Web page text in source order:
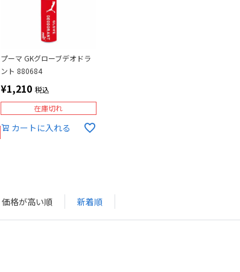
プーマ GKグローブデオドラ
ント 880684
¥1,210 税込
在庫切れ
カートに入れる
価格が高い順 新着順